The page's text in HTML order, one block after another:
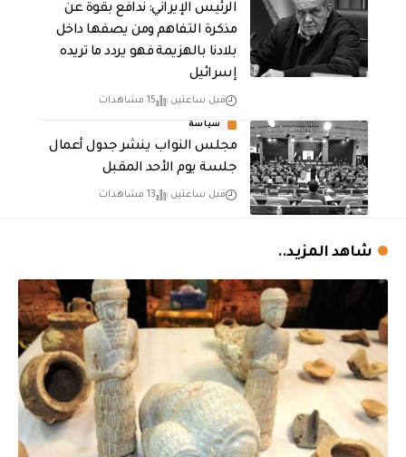
الرئيس الإيراني: ندافع بقوة عن
مذكرة التفاهم ومن يصفها داخل
بلادنا بالهزيمة فهو يردد ما تريده
إسرائيل
قبل ساعتين 15 مشاهدات
سياسة
مجلس النواب ينشر جدول أعمال
جلسة يوم الأحد المقبل
قبل ساعتين 13 مشاهدات
شاهد المزيد..